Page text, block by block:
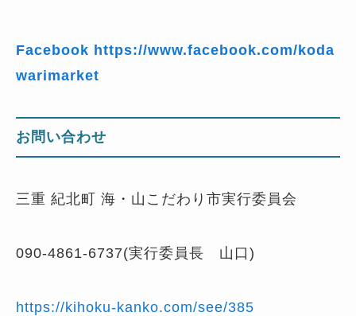
Facebook https://www.facebook.com/koda
warimarket
お問い合わせ
三重 紀北町 海・山こだわり市実行委員会
090-4861-6737(実行委員長 山口)
https://kihoku-kanko.com/see/385